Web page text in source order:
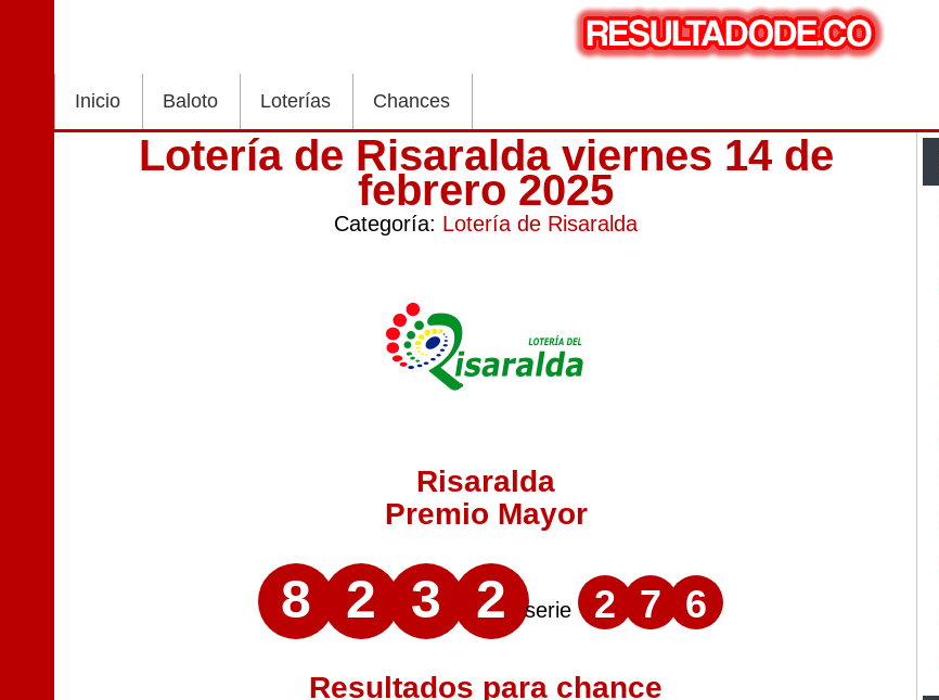
Inicio Baloto Loterías Chances
Lotería de Risaralda viernes 14 de
febrero 2025
Categoría: Lotería de Risaralda
Risaralda
Premio Mayor
8 2 3 2 serie 2 7 6
Resultados para chance